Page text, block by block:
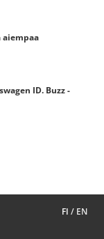
aiempaa
ID. Buzz -
FI / EN